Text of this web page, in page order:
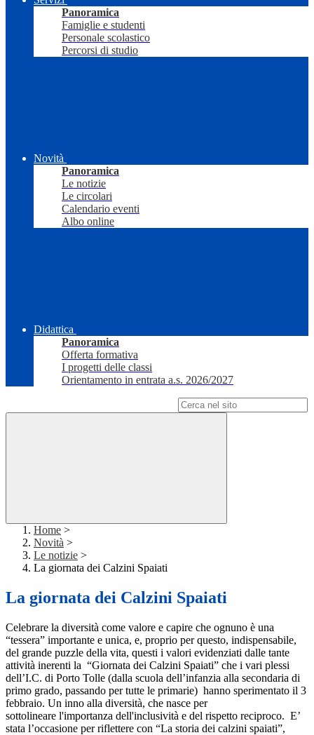
Panoramica
Famiglie e studenti
Personale scolastico
Percorsi di studio
Novità
Panoramica
Le notizie
Le circolari
Calendario eventi
Albo online
Didattica
Panoramica
Offerta formativa
I progetti delle classi
Orientamento in entrata a.s. 2026/2027
Home >
Novità >
Le notizie >
La giornata dei Calzini Spaiati
La giornata dei Calzini Spaiati
Celebrare la diversità come valore e capire che ognuno è una
“tessera” importante e unica, e, proprio per questo, indispensabile,
del grande puzzle della vita, questi i valori evidenziati dalle tante
attività inerenti la “Giornata dei Calzini Spaiati” che i vari plessi
dell’I.C. di Porto Tolle (dalla scuola dell’infanzia alla secondaria di
primo grado, passando per tutte le primarie) hanno sperimentato il 3
febbraio. Un inno alla diversità, che nasce per
sottolineare l'importanza dell'inclusività e del rispetto reciproco. E’
stata l’occasione per riflettere con “La storia dei calzini spaiati”,